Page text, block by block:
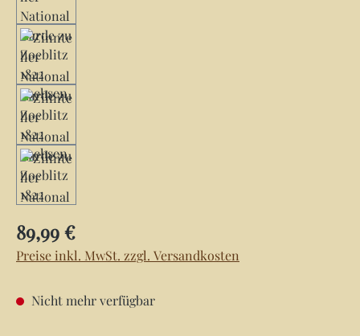
Regulärer Preis:
89,99 €
Preise inkl. MwSt. zzgl. Versandkosten
Nicht mehr verfügbar